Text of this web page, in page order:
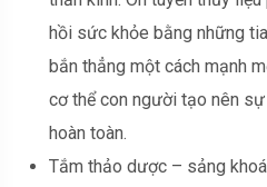
hồi sức khỏe bằng những
bắn thẳng một cách mạnh
cơ thể con người tạo nên
hoàn toàn.
Tắm thảo dược – sảng